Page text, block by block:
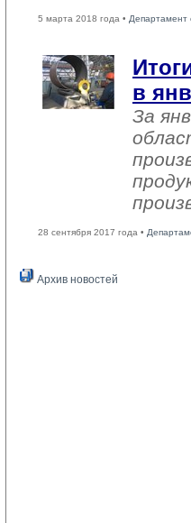
5 марта 2018 года • Департамент
в
За
28 сентября 2017 года •
Архив новостей